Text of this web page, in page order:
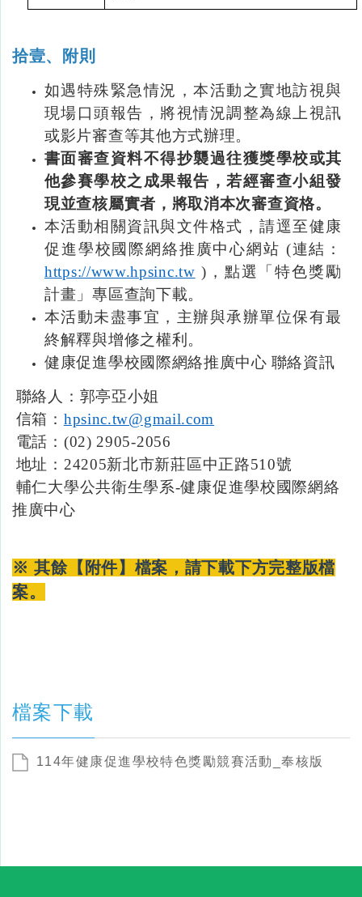
拾壹、附則
如遇特殊緊急情況，本活動之實地訪視與
現場口頭報告，將視情況調整為線上視訊
或影片審查等其他方式辦理。
書面審查資料不得抄襲過往獲獎學校或其
他參賽學校之成果報告，若經審查小組發
現並查核屬實者，將取消本次審查資格。
本活動相關資訊與文件格式，請逕至健康
促進學校國際網絡推廣中心網站 (連結：
https://www.hpsinc.tw )，點選「特色獎勵
計畫」專區查詢下載。
本活動未盡事宜，主辦與承辦單位保有最
終解釋與增修之權利。
健康促進學校國際網絡推廣中心 聯絡資訊
聯絡人：郭亭亞小姐
信箱： hpsinc.tw@gmail.com
電話：(02) 2905-2056
地址： 24205新北市新莊區中正路510號
輔仁大學公共衛生學系-健康促進學校國際網絡
推廣中心
※ 其餘【附件】檔案，請下載下方完整版檔
案。
檔案下載
114年健康促進學校特色獎勵競賽活動_奉核版